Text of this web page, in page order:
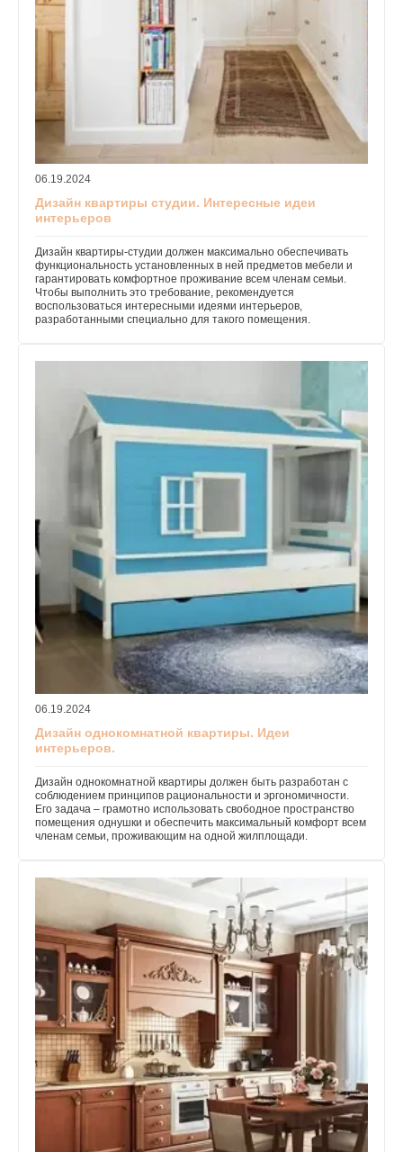
06.19.2024
Дизайн квартиры студии. Интересные идеи
интерьеров
Дизайн квартиры-студии должен максимально обеспечивать
функциональность установленных в ней предметов мебели и
гарантировать комфортное проживание всем членам семьи.
Чтобы выполнить это требование, рекомендуется
воспользоваться интересными идеями интерьеров,
разработанными специально для такого помещения.
06.19.2024
Дизайн однокомнатной квартиры. Идеи
интерьеров.
Дизайн однокомнатной квартиры должен быть разработан с
соблюдением принципов рациональности и эргономичности.
Его задача – грамотно использовать свободное пространство
помещения однушки и обеспечить максимальный комфорт всем
членам семьи, проживающим на одной жилплощади.